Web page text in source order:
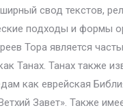
свод текстов,
подходы и формы
Тора является
Танах. Танах также
как еврейская
Завет». Также